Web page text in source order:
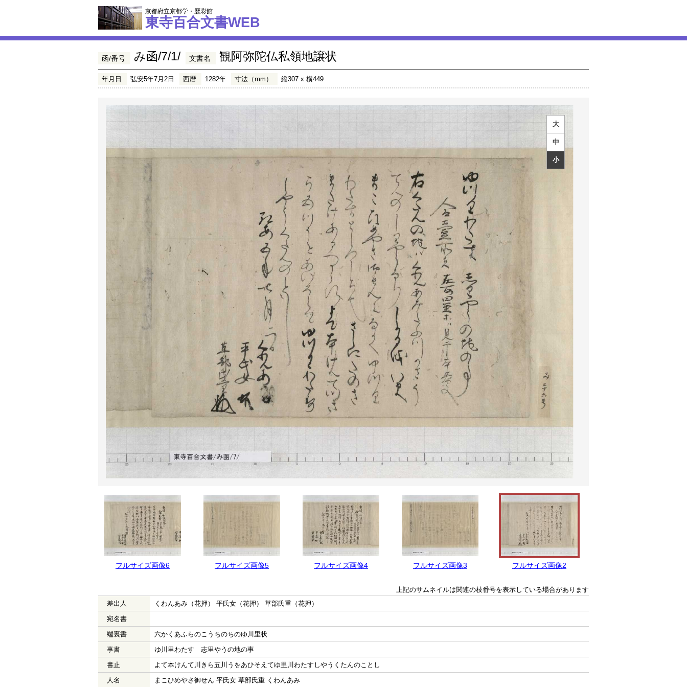
京都府立京都学・歴彩館
東寺百合文書WEB
函/番号 み函/7/1/ 文書名 観阿弥陀仏私領地譲状
年月日 弘安5年7月2日 西暦 1282年 寸法（mm） 縦307 x 横449
大
中
小
フルサイズ画像6 フルサイズ画像5 フルサイズ画像4 フルサイズ画像3 フルサイズ画像2
上記のサムネイルは関連の枝番号を表示している場合があります
差出人
くわんあみ（花押） 平氏女（花押） 草部氏重（花押）
宛名書
端裏書
六かくあふらのこうちのちのゆ川里状
事書
ゆ川里わたす 志里やうの地の事
書止
よて本けんて川きら五川うをあひそえてゆ里川わたすしやうくたんのことし
人名
まこひめやさ御せん 平氏女 草部氏重 くわんあみ